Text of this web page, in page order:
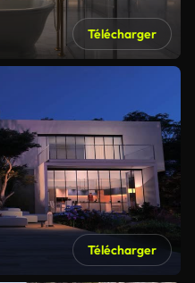
Télécharger
Télécharger